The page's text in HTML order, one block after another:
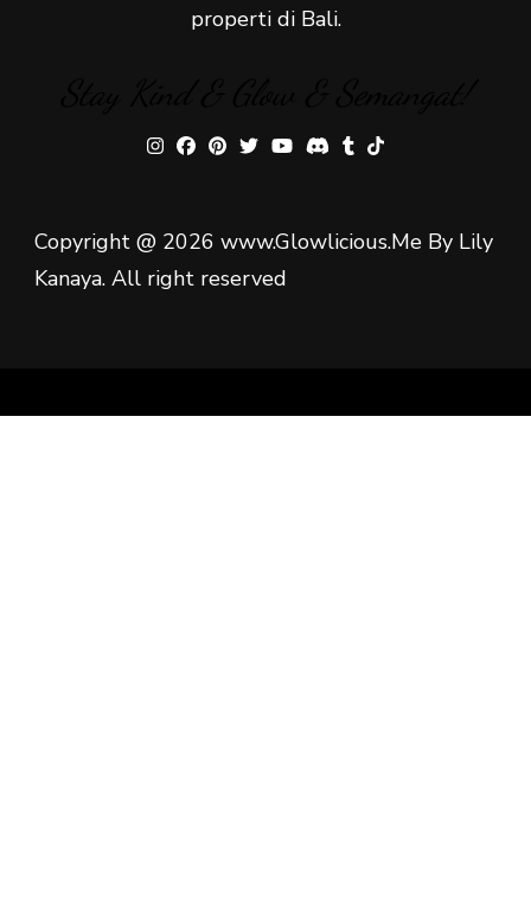
properti di Bali.
Copyright @ 2026 www.Glowlicious.Me By Lily
Kanaya. All right reserved